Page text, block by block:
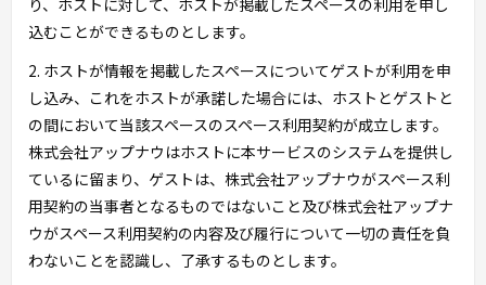
り、ホストに対して、ホストが掲載したスペースの利用を申し
込むことができるものとします。
2. ホストが情報を掲載したスペースについてゲストが利用を申
し込み、これをホストが承諾した場合には、ホストとゲストと
の間において当該スペースのスペース利用契約が成立します。
株式会社アップナウはホストに本サービスのシステムを提供し
ているに留まり、ゲストは、株式会社アップナウがスペース利
用契約の当事者となるものではないこと及び株式会社アップナ
ウがスペース利用契約の内容及び履行について一切の責任を負
わないことを認識し、了承するものとします。